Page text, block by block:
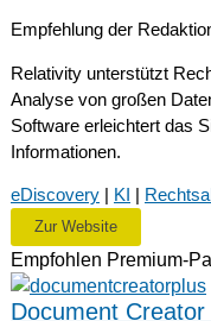
Empfehlung der
Relativity unterstützt
Analyse von großen
Software erleichtert das
Informationen.
eDiscovery KI
Zur Website
Empfohlen Premium-
Document Creator